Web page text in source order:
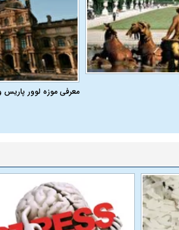
معرفی موزه لوور پاریس